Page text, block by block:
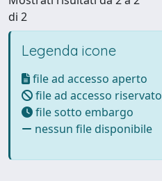
di 2
Legenda icone
file ad accesso aperto
file ad accesso riservato
file sotto embargo
nessun file disponibile